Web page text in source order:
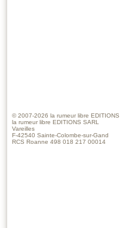
© 2007-2026 la rumeur libre EDITIONS
la rumeur libre EDITIONS SARL
Vareilles
F-42540 Sainte-Colombe-sur-Gand
RCS Roanne 498 018 217 00014